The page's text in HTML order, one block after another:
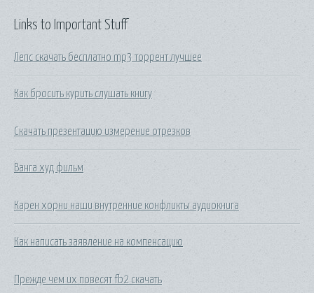
Links to Important Stuff
Лепс скачать бесплатно mp3 торрент лучшее
Как бросить курить слушать книгу
Скачать презентацию измерение отрезков
Ванга худ фильм
Карен хорни наши внутренние конфликты аудиокнига
Как написать заявление на компенсацию
Прежде чем их повесят fb2 скачать